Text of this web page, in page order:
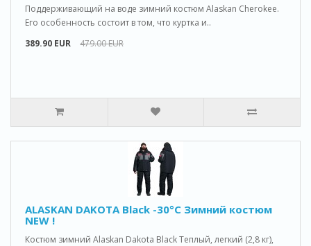
Поддерживающий на воде зимний костюм Alaskan Cherokee.
Его особенность состоит в том, что куртка и..
389.90 EUR
479.00 EUR
ALASKAN DAKOTA Black -30°C Зимний костюм
NEW !
Костюм зимний Alaskan Dakota Black Теплый, легкий (2,8 кг),